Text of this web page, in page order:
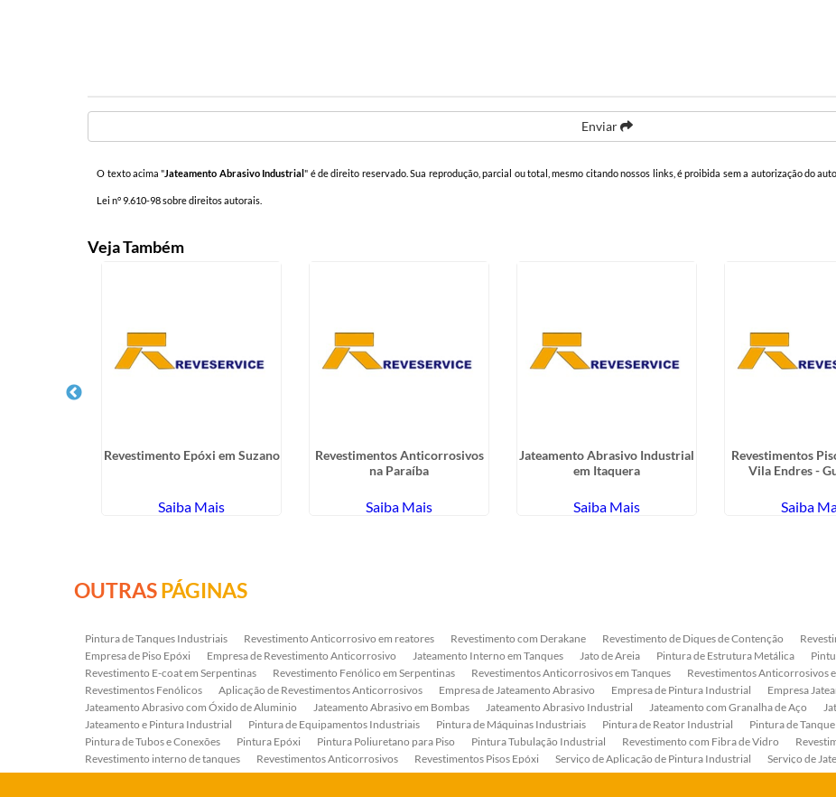
Enviar
O texto acima "Jateamento Abrasivo Industrial" é de direito reservado. Sua reprodução, parcial ou total, mesmo citando nossos links, é proibida sem a autorização do
Lei n° 9.610-98 sobre direitos autorais
Veja Também
Revestimento Epóxi em Suzano
Saiba Mais
Revestimentos Anticorrosivos
na Paraíba
Saiba Mais
Jateamento Abrasivo Industrial
em Itaquera
Saiba Mais
Revestimentos
Vila Endres -
Saiba
OUTRASPÁGINAS
Pintura de Tanques Industriais Revestimento Anticorrosivo em reatores Revestimento com Derakane Revestimento de Diques de Contenção
Empresa de Piso Epóxi
Empresa de Revestimento Anticorrosivo Jateamento Interno em Tanques Jato de Areia Pintura de Estrutura Metálica
Revestimento E-coat em Serpentinas
Revestimento Fenólico em Serpentinas Revestimentos Anticorrosivos em Tanques Revestimentos Anticorrosivos
Revestimentos Fenólicos
Aplicação de Revestimentos Anticorrosivos Empresa de Jateamento Abrasivo Empresa de Pintura Industrial Empresa
Jateamento Abrasivo com Óxido de Aluminio
Jateamento Abrasivo em Bombas Jateamento Abrasivo Industrial Jateamento com Granalha de Aço
Jateamento e Pintura Industrial
Pintura de Equipamentos Industriais Pintura de Máquinas Industriais Pintura de Reator Industrial Pintura de
Pintura de Tubos e Conexões
Pintura Epóxi Pintura Poliuretano para Piso Pintura Tubulação Industrial Revestimento com Fibra de Vidro
Revestimento interno de tanques
Revestimentos Anticorrosivos Revestimentos Pisos Epóxi Serviço de Aplicação de Pintura Industrial Serviço de
Serviço de Jateamento e Pintura
Serviço de Jateamento em Bombas Serviço de Pintura de Bombas Industriais Serviço de Pintura de Tanque Industrial